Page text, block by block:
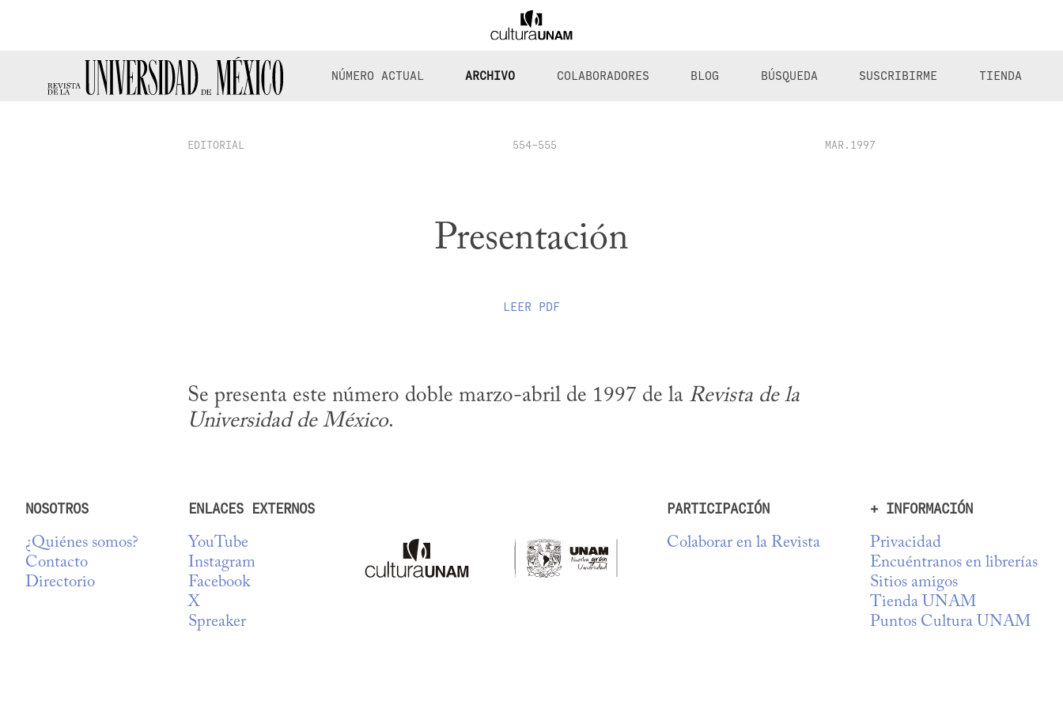
NÚMERO ACTUAL ARCHIVO COLABORADORES BLOG BÚSQUEDA SUSCRIBIRME TIENDA
EDITORIAL 554-555 MAR.1997
Presentación
LEER PDF
Se presenta este número doble marzo-abril de 1997 de la Revista de la
Universidad de México.
NOSOTROS
¿Quiénes somos?
Contacto
Directorio
ENLACES EXTERNOS
YouTube
Instagram
Facebook
X
Spreaker
PARTICIPACIÓN
Colaborar en la Revista
+ INFORMACIÓN
Privacidad
Encuéntranos en librerías
Sitios amigos
Tienda UNAM
Puntos Cultura UNAM